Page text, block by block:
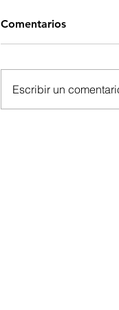
Comentarios
Escribir un